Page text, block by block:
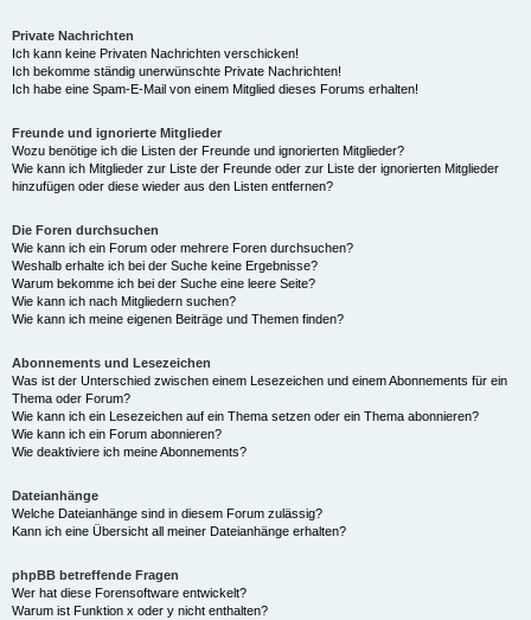
Private Nachrichten
Ich kann keine Privaten Nachrichten verschicken!
Ich bekomme ständig unerwünschte Private Nachrichten!
Ich habe eine Spam-E-Mail von einem Mitglied dieses Forums erhalten!
Freunde und ignorierte Mitglieder
Wozu benötige ich die Listen der Freunde und ignorierten Mitglieder?
Wie kann ich Mitglieder zur Liste der Freunde oder zur Liste der ignorierten Mitglieder
hinzufügen oder diese wieder aus den Listen entfernen?
Die Foren durchsuchen
Wie kann ich ein Forum oder mehrere Foren durchsuchen?
Weshalb erhalte ich bei der Suche keine Ergebnisse?
Warum bekomme ich bei der Suche eine leere Seite?
Wie kann ich nach Mitgliedern suchen?
Wie kann ich meine eigenen Beiträge und Themen finden?
Abonnements und Lesezeichen
Was ist der Unterschied zwischen einem Lesezeichen und einem Abonnements für ein
Thema oder Forum?
Wie kann ich ein Lesezeichen auf ein Thema setzen oder ein Thema abonnieren?
Wie kann ich ein Forum abonnieren?
Wie deaktiviere ich meine Abonnements?
Dateianhänge
Welche Dateianhänge sind in diesem Forum zulässig?
Kann ich eine Übersicht all meiner Dateianhänge erhalten?
phpBB betreffende Fragen
Wer hat diese Forensoftware entwickelt?
Warum ist Funktion x oder y nicht enthalten?